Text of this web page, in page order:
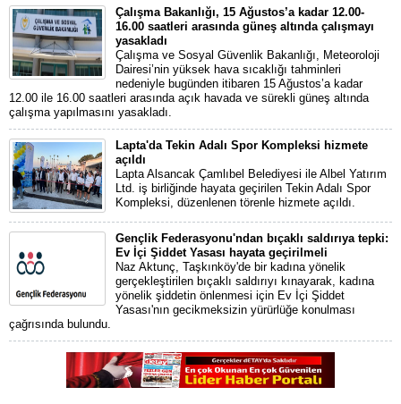
Çalışma Bakanlığı, 15 Ağustos’a kadar 12.00-
16.00 saatleri arasında güneş altında çalışmayı
yasakladı
Çalışma ve Sosyal Güvenlik Bakanlığı, Meteoroloji
Dairesi’nin yüksek hava sıcaklığı tahminleri
nedeniyle bugünden itibaren 15 Ağustos’a kadar
12.00 ile 16.00 saatleri arasında açık havada ve sürekli güneş altında
çalışma yapılmasını yasakladı.
Lapta'da Tekin Adalı Spor Kompleksi hizmete
açıldı
Lapta Alsancak Çamlıbel Belediyesi ile Albel Yatırım
Ltd. iş birliğinde hayata geçirilen Tekin Adalı Spor
Kompleksi, düzenlenen törenle hizmete açıldı.
Gençlik Federasyonu'ndan bıçaklı saldırıya tepki:
Ev İçi Şiddet Yasası hayata geçirilmeli
Naz Aktunç, Taşkınköy'de bir kadına yönelik
gerçekleştirilen bıçaklı saldırıyı kınayarak, kadına
yönelik şiddetin önlenmesi için Ev İçi Şiddet
Yasası'nın gecikmeksizin yürürlüğe konulması
çağrısında bulundu.